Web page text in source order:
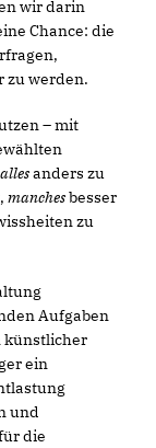
wir darin
Chance: die
zu werden.
– mit
allesanders zu
manchesbesser
zu
Aufgaben
künstlicher
ein
und
die